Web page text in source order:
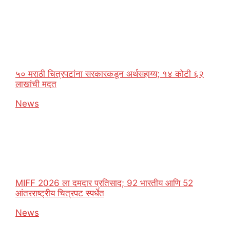
५० मराठी चित्रपटांना सरकारकडून अर्थसहाय्य; १४ कोटी ६२
लाखांची मदत
In relation to
News
MIFF 2026 ला दमदार प्रतिसाद; 92 भारतीय आणि 52
आंतरराष्ट्रीय चित्रपट स्पर्धेत
In relation to
News